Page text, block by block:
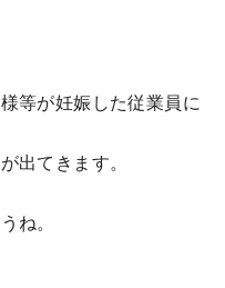
等が妊娠した従業員に
出てきます。
ね。